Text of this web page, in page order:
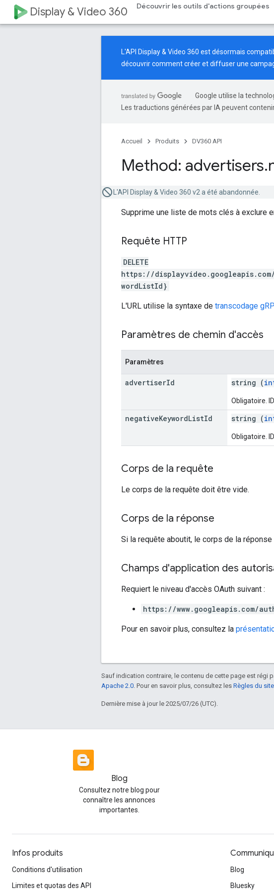
Display & Video 360 Découvrir les outils d'actions groupées
L'API Display & Video 360 est désormais
découvrir comment créer et diffuser une
Google utilise la
Les traductions générées par IA peuvent
Accueil Produits DV360 API
Method: advertisers.
L'API Display & Video 360 v2 a été abandonnée.
Supprime une liste de mots clés à exclure
Requête HTTP
DELETE
https://
wordListId}
L'URL utilise la syntaxe de transcodage
Paramètres de chemin d'accès
Paramètres
advertiserId string (
Obligatoire.
negativeKeywordListId string (
Obligatoire.
Corps de la requête
Le corps de la requête doit être vide.
Corps de la réponse
Si la requête aboutit, le corps de la
Champs d'application des
Requiert le niveau d'accès OAuth suivant :
https://www.googleapis.com/
Pour en savoir plus, consultez la
Sauf indication contraire, le contenu de cette page est régi
Apache 2.0 . Pour en savoir plus, consultez les Règles du
Dernière mise à jour le 2025/07/26 (UTC).
Blog
Consultez notre blog pour
connaître les annonces
importantes.
Infos produits
Conditions d'utilisation
Limites et quotas des API
Blog
Bluesky